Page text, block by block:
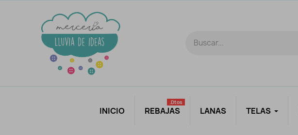
INICIO REBAJAS
.dtos
LANAS TELAS